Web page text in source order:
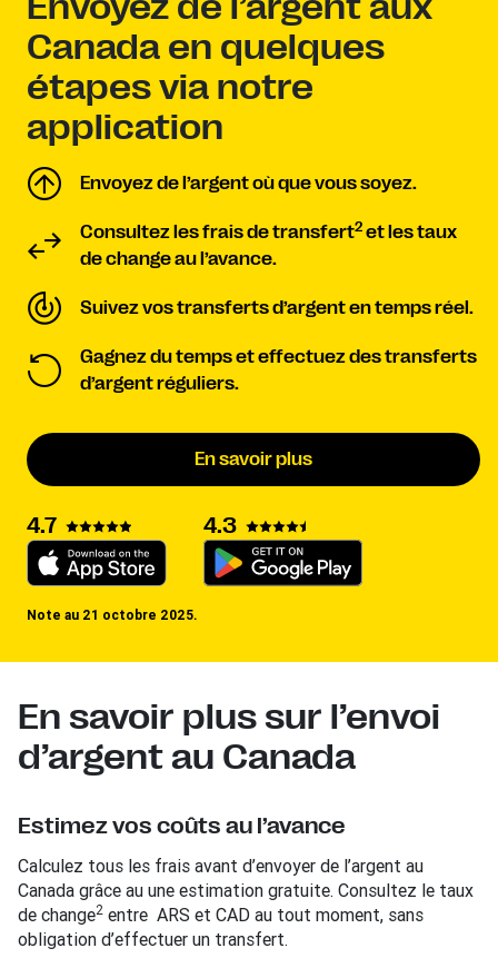
Canada en quelques
étapes via notre
application
Envoyez de l’argent où que vous soyez.
Consultez les frais de transfert2 et les taux
de change au l’avance.
Suivez vos transferts d’argent en temps réel.
Gagnez du temps et effectuez des transferts
d’argent réguliers.
En savoir plus
4.7 4.3
Note au 21 octobre 2025.
En savoir plus sur l’envoi
d’argent au Canada
Estimez vos coûts au l’avance
Calculez tous les frais avant d’envoyer de l’argent au
Canada grâce au une estimation gratuite. Consultez le taux
de change2 entre ARS et CAD au tout moment, sans
obligation d’effectuer un transfert.